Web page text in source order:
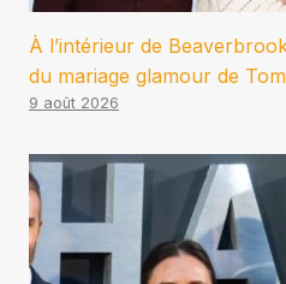
À l’intérieur de
du mariage glamour de
9 août 2026